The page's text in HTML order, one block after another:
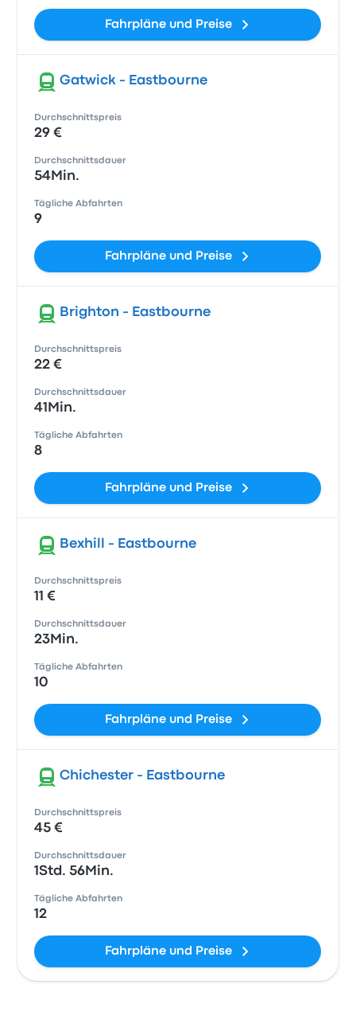
Fahrpläne und Preise
Gatwick - Eastbourne
Durchschnittspreis
29 €
Durchschnittsdauer
54Min.
Tägliche Abfahrten
9
Fahrpläne und Preise
Brighton - Eastbourne
Durchschnittspreis
22 €
Durchschnittsdauer
41Min.
Tägliche Abfahrten
8
Fahrpläne und Preise
Bexhill - Eastbourne
Durchschnittspreis
11 €
Durchschnittsdauer
23Min.
Tägliche Abfahrten
10
Fahrpläne und Preise
Chichester - Eastbourne
Durchschnittspreis
45 €
Durchschnittsdauer
1Std. 56Min.
Tägliche Abfahrten
12
Fahrpläne und Preise